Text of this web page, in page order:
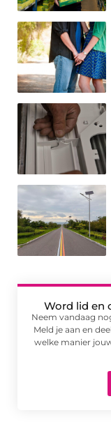
Word lid en
Neem vandaag
Meld je aan en
welke manier